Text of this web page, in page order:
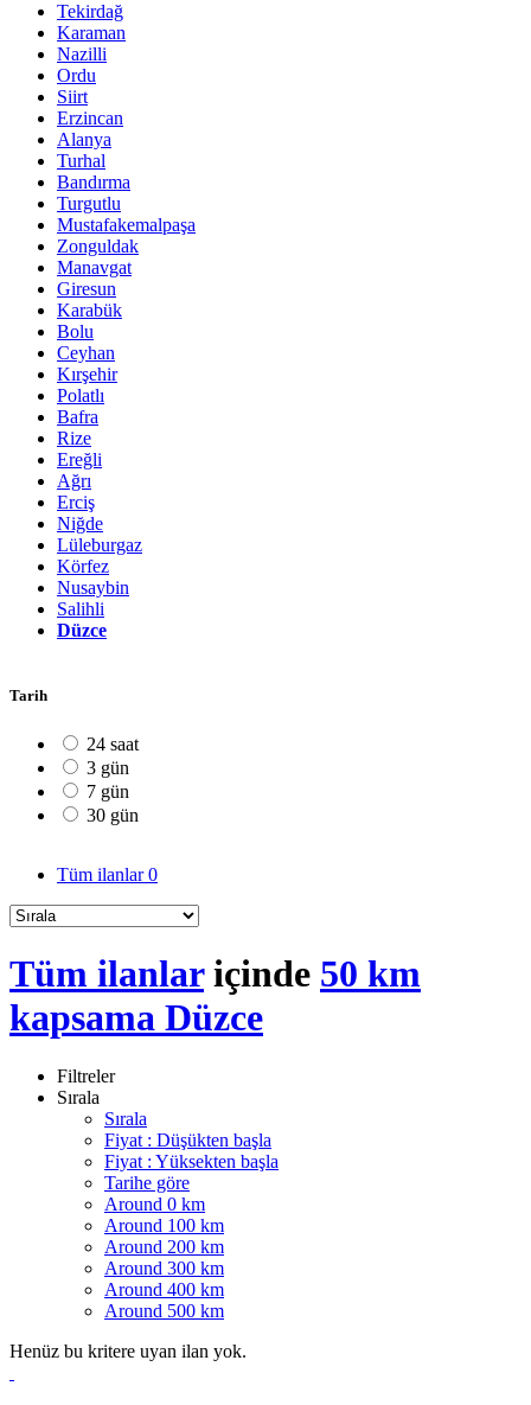
Tekirdağ
Karaman
Nazilli
Ordu
Siirt
Erzincan
Alanya
Turhal
Bandırma
Turgutlu
Mustafakemalpaşa
Zonguldak
Manavgat
Giresun
Karabük
Bolu
Ceyhan
Kırşehir
Polatlı
Bafra
Rize
Ereğli
Ağrı
Erciş
Niğde
Lüleburgaz
Körfez
Nusaybin
Salihli
Düzce
Tarih
24 saat
3 gün
7 gün
30 gün
Tüm ilanlar0
Tüm ilanlariçinde 50 km
kapsama Düzce
Filtreler
Sırala
Sırala
Fiyat : Düşükten başla
Fiyat : Yüksekten başla
Tarihe göre
Around 0 km
Around 100 km
Around 200 km
Around 300 km
Around 400 km
Around 500 km
Henüz bu kritere uyan ilan yok.